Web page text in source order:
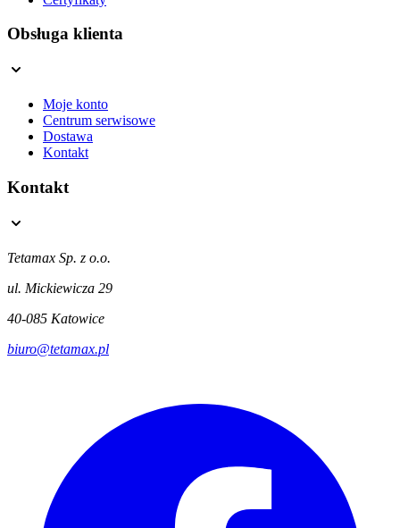
Obsługa klienta
Moje konto
Centrum serwisowe
Dostawa
Kontakt
Kontakt
Tetamax Sp. z o.o.
ul. Mickiewicza 29
40-085 Katowice
biuro@tetamax.pl